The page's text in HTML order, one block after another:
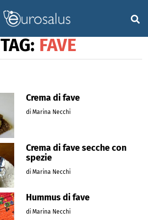
TAG: FAVE
Crema di fave
di Marina Necchi
Crema di fave secche con
spezie
di Marina Necchi
Hummus di fave
di Marina Necchi